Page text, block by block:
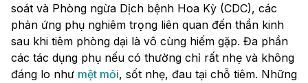
soát và Phòng ngừa Dịch bệnh Hoa Kỳ (CDC), các
phản ứng phụ nghiêm trọng liên quan đến thần kinh
sau khi tiêm phòng dại là vô cùng hiếm gặp. Đa phần
các tác dụng phụ nếu có thường chỉ rất nhẹ và không
đáng lo như mệt mỏi, sốt nhẹ, đau tại chỗ tiêm. Những